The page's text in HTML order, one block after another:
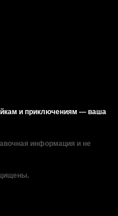
и приключениям — ваша
информация и не